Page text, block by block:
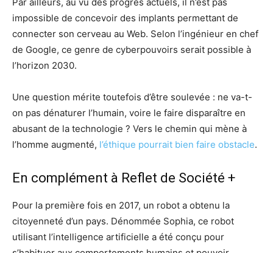
impossible de concevoir des implants permettant de
connecter son cerveau au Web. Selon l’ingénieur en chef
de Google, ce genre de cyberpouvoirs serait possible à
l’horizon 2030.
Une question mérite toutefois d’être soulevée : ne va-t-
on pas dénaturer l’humain, voire le faire disparaître en
abusant de la technologie ? Vers le chemin qui mène à
l’homme augmenté, l’éthique pourrait bien faire obstacle.
En complément à Reflet de Société +
Pour la première fois en 2017, un robot a obtenu la
citoyenneté d’un pays. Dénommée Sophia, ce robot
utilisant l’intelligence artificielle a été conçu pour